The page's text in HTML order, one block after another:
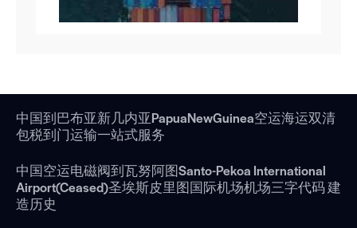
中国到巴布亚新几内亚PapuaNewGuinea空运海运双清
包税到门运输一站式服务
中国空运电磁阀到瓦努阿图Santo-Pekoa International
Airport(Ceased)圣埃斯皮里图国际机场机场三字代码 建
造历史